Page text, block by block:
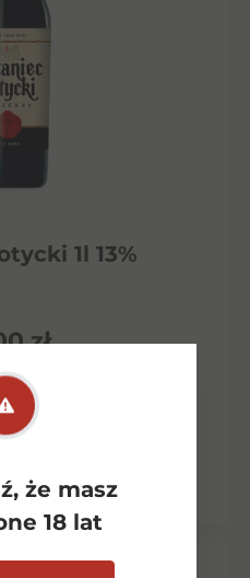
że masz
18 lat
1l 13%
zł
więcej